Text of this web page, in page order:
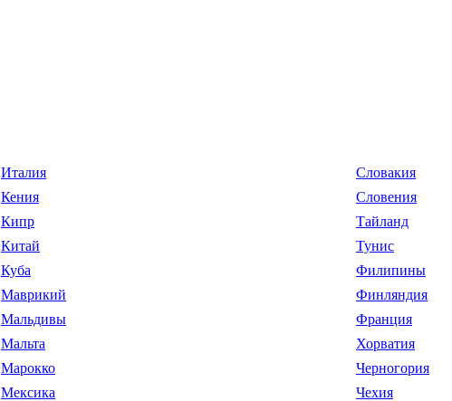
Италия
Словакия
Кения
Словения
Кипр
Тайланд
Китай
Тунис
Куба
Филипины
Маврикий
Финляндия
Мальдивы
Франция
Мальта
Хорватия
Марокко
Черногория
Мексика
Чехия